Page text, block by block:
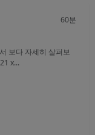
60분
보다 자세히 살펴보
x...